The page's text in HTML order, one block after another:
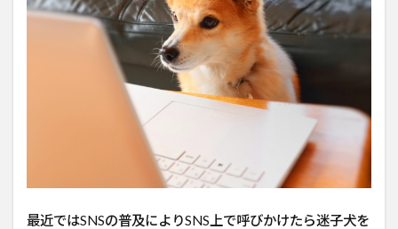
最近ではSNSの普及によりSNS上で呼びかけたら迷子犬を